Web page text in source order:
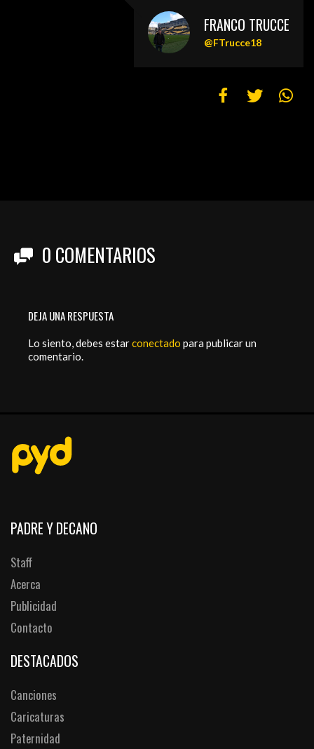
FRANCO TRUCCE
@FTrucce18
0 COMENTARIOS
DEJA UNA RESPUESTA
Lo siento, debes estarconectado para publicar un
comentario.
PADRE Y DECANO
Staff
Acerca
Publicidad
Contacto
DESTACADOS
Canciones
Caricaturas
Paternidad